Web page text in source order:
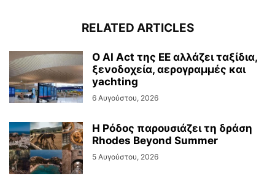
RELATED ARTICLES
Ο AI Act της ΕΕ αλλάζει ταξίδια,
ξενοδοχεία, αερογραμμές και
yachting
6 Αυγούστου, 2026
Η Ρόδος παρουσιάζει τη δράση
Rhodes Beyond Summer
5 Αυγούστου, 2026